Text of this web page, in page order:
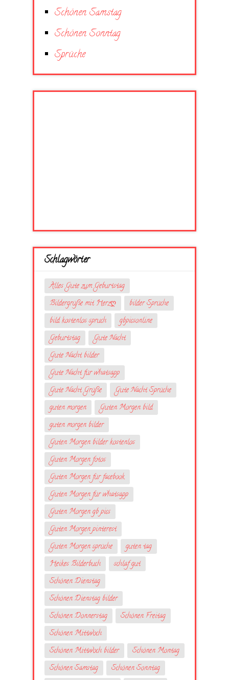
Schönen Samstag
Schönen Sonntag
Sprüche
Schlagwörter
Alles Gute zum Geburtstag
Bildergrüße mit Herzღ
bilder Sprüche
bild kostenlos spruch
gbpicsonline
Geburtstag
Gute Nacht
Gute Nacht bilder
Gute Nacht für whatsapp
Gute Nacht Grüße
Gute Nacht Sprüche
guten morgen
Guten Morgen bild
guten morgen bilder
Guten Morgen bilder kostenlos
Guten Morgen fotos
Guten Morgen für facebook
Guten Morgen für whatsapp
Guten Morgen gb pics
Guten Morgen pinterest
Guten Morgen sprüche
guten tag
Heikes Bilderbuch
schlaf gut
Schönen Dienstag
Schönen Dienstag bilder
Schönen Donnerstag
Schönen Freitag
Schönen Mittwoch
Schönen Mittwoch bilder
Schönen Montag
Schönen Samstag
Schönen Sonntag